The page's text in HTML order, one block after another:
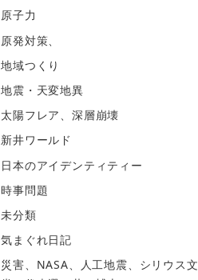
原子力
原発対策、
地域つくり
地震・天変地異
太陽フレア、深層崩壊
新井ワールド
日本のアイデンティティー
時事問題
未分類
気まぐれ日記
災害、NASA、人工地震、シリウス